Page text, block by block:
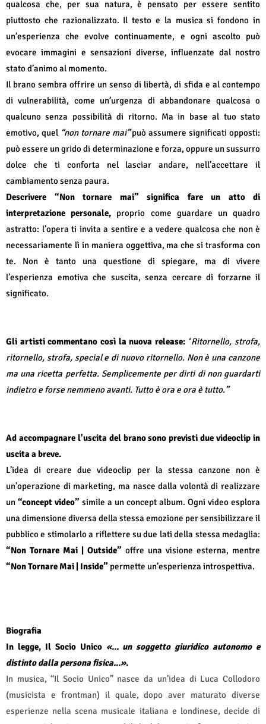
qualcosa che, per sua natura, è pensato per essere sentito
piuttosto che razionalizzato. Il testo e la musica si fondono in
un’esperienza che evolve continuamente, e ogni ascolto può
evocare immagini e sensazioni diverse, influenzate dal nostro
stato d’animo al momento.
Il brano sembra offrire un senso di libertà, di sfida e al contempo
di vulnerabilità, come un’urgenza di abbandonare qualcosa o
qualcuno senza possibilità di ritorno. Ma in base al tuo stato
emotivo, quel “non tornare mai”può assumere significati opposti:
può essere un grido di determinazione e forza, oppure un sussurro
dolce che ti conforta nel lasciar andare, nell’accettare il
cambiamento senza paura.
Descrivere “Non tornare mai” significa fare un atto di
interpretazione personale, proprio come guardare un quadro
astratto: l’opera ti invita a sentire e a vedere qualcosa che non è
necessariamente lì in maniera oggettiva, ma che si trasforma con
te. Non è tanto una questione di spiegare, ma di vivere
l’esperienza emotiva che suscita, senza cercare di forzarne il
significato.
Gli artisti commentano così la nuova release: “Ritornello, strofa,
ritornello, strofa, special e di nuovo ritornello. Non è una canzone
ma una ricetta perfetta. Semplicemente per dirti di non guardarti
indietro e forse nemmeno avanti. Tutto è ora e ora è tutto.”
Ad accompagnare l'uscita del brano sono previsti due videoclip in
uscita a breve.
L’idea di creare due videoclip per la stessa canzone non è
un’operazione di marketing, ma nasce dalla volontà di realizzare
un “concept video” simile a un concept album. Ogni video esplora
una dimensione diversa della stessa emozione per sensibilizzare il
pubblico e stimolarlo a riflettere su due lati della stessa medaglia:
“Non Tornare Mai | Outside” offre una visione esterna, mentre
“Non Tornare Mai | Inside” permette un’esperienza introspettiva.
Biografia
In legge, Il Socio Unico «... un soggetto giuridico autonomo e
distinto dalla persona fisica...».
In musica, “Il Socio Unico” nasce da un’idea di Luca Collodoro
(musicista e frontman) il quale, dopo aver maturato diverse
esperienze nella scena musicale italiana e londinese, decide di